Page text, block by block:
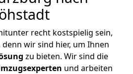
recht kostspielig sein,
wir sind hier, um Ihnen
zu bieten. Wir sind die
und arbeiten